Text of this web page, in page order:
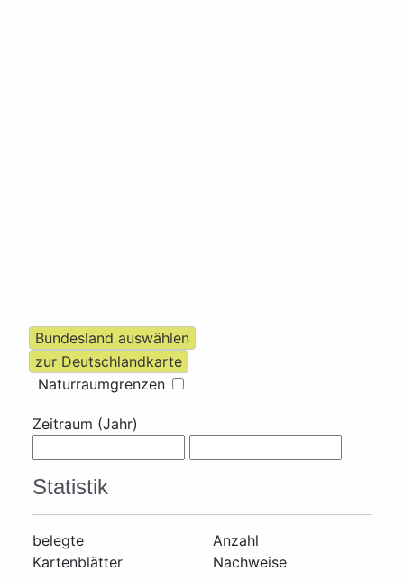
Naturraumgrenzen
Zeitraum (Jahr)
Statistik
belegte
Kartenblätter
Anzahl
Nachweise